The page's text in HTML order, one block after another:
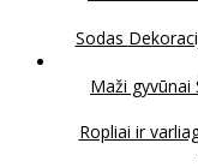
Sodas
Maži gyvūnai
Ropliai ir